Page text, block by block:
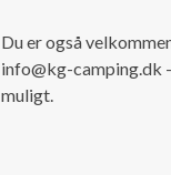
Du er også
info@kg-camping.dk
muligt.